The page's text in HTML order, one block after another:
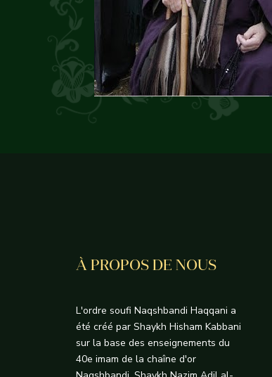
À PROPOS DE NOUS
L'ordre soufi Naqshbandi Haqqani a
été créé par Shaykh Hisham Kabbani
sur la base des enseignements du
40e imam de la chaîne d'or